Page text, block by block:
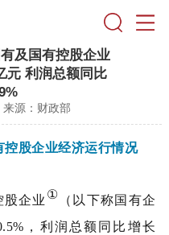
及国有控股企业
元 利润总额同比
来源：财政部
控股企业经济运行情况
股企业 ① （以下称国有企
，利润总额同比增长